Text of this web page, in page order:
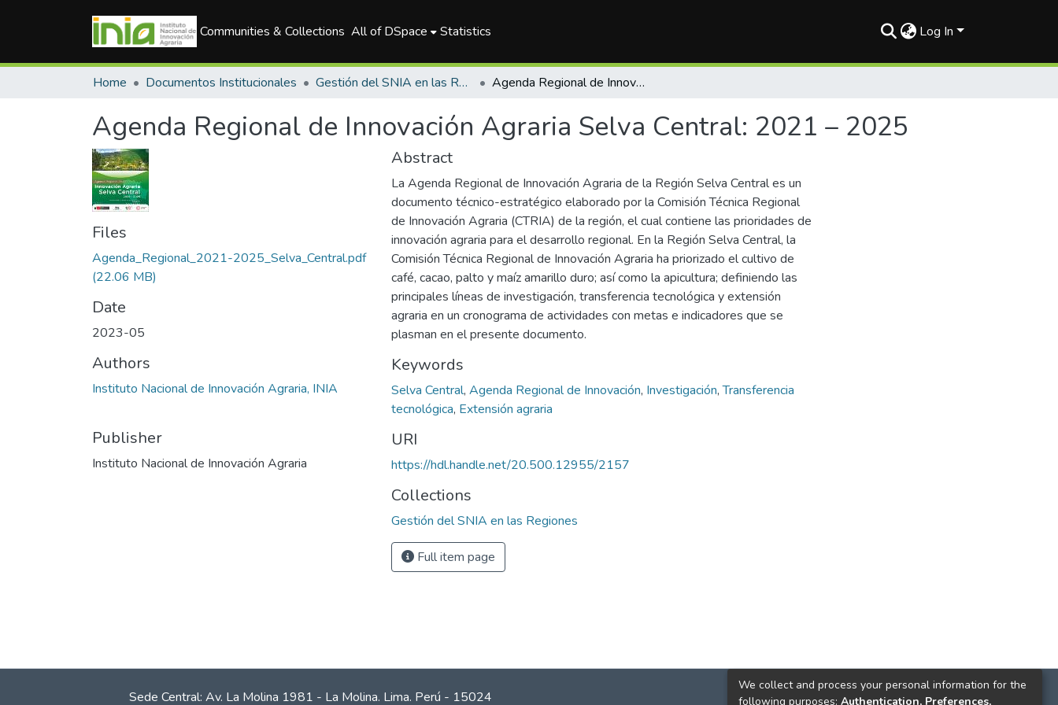
Communities & Collections All of DSpace Statistics Log In
Home Documentos Institucionales Gestión del SNIA en las Regiones Agenda Regional de Innovación Agraria Selva Central: 2021 – 2025
Agenda Regional de Innovación Agraria Selva Central: 2021 – 2025
Files
Agenda_Regional_2021-2025_Selva_Central.pdf
(22.06 MB)
Date
2023-05
Authors
Instituto Nacional de Innovación Agraria, INIA
Publisher
Instituto Nacional de Innovación Agraria
Abstract
La Agenda Regional de Innovación Agraria de la Región Selva Central es un
documento técnico-estratégico elaborado por la Comisión Técnica Regional
de Innovación Agraria (CTRIA) de la región, el cual contiene las prioridades de
innovación agraria para el desarrollo regional. En la Región Selva Central, la
Comisión Técnica Regional de Innovación Agraria ha priorizado el cultivo de
café, cacao, palto y maíz amarillo duro; así como la apicultura; definiendo las
principales líneas de investigación, transferencia tecnológica y extensión
agraria en un cronograma de actividades con metas e indicadores que se
plasman en el presente documento.
Keywords
Selva Central, Agenda Regional de Innovación, Investigación,Transferencia
tecnológica, Extensión agraria
URI
https://hdl.handle.net/20.500.12955/2157
Collections
Gestión del SNIA en las Regiones
Full item page
Sede Central: Av. La Molina 1981 - La Molina. Lima. Perú - 15024
We collect and process your personal information for the
following purposes: Authentication, Preferences,